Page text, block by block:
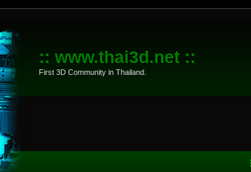
:: www.thai3d.net ::
First 3D Community in Thailand.